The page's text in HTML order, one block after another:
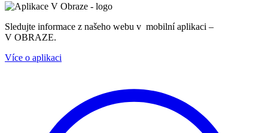
Sledujte informace z našeho webu v mobilní aplikaci –
V OBRAZE.
Více o aplikaci